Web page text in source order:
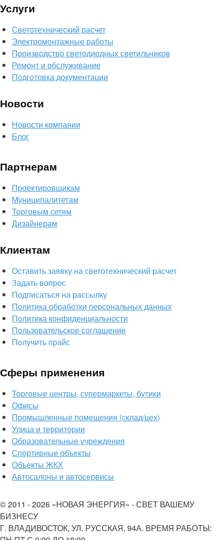
Услуги
Светотехнический расчет
Электромонтажные работы
Производство светодиодных светильников
Ремонт и обслуживание
Подготовка документации
Новости
Новости компании
Блог
Партнерам
Проектировщикам
Муниципалитетам
Торговым сетям
Дизайнерам
Клиентам
Оставить заявку на светотехнический расчет
Задать вопрос
Подписаться на рассылку
Политика обработки персональных данных
Политика конфиденциальности
Пользовательское соглашение
Получить прайс
Сферы применения
Торговые центры, супермаркеты, бутики
Офисы
Промышленные помещения (склад/цех)
Улица и территории
Образовательные учреждения
Спортивные объекты
Объекты ЖКХ
Автосалоны и автосервисы
© 2011 - 2026 «НОВАЯ ЭНЕРГИЯ» - СВЕТ ВАШЕМУ
БИЗНЕСУ
Г. ВЛАДИВОСТОК, УЛ. РУССКАЯ, 94А. ВРЕМЯ РАБОТЫ: